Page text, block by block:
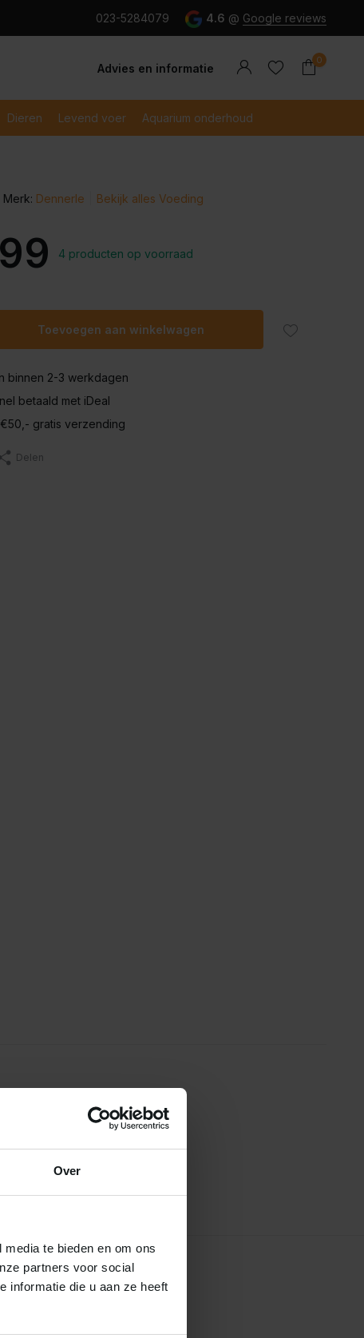
Over
te bieden en om ons
partners voor social
informatie die u aan ze heeft
en snel betaald met iDeal
023-5284079 4.6 @ Google reviews
Advies en informatie
Account
0
Dieren Levend voer Aquarium onderhoud
Merk: Dennerle Bekijk alles Voeding
4 producten op voorraad
Toevoegen aan winkelwagen
binnen 2-3 werkdagen
betaald met iDeal
gratis verzending
Delen